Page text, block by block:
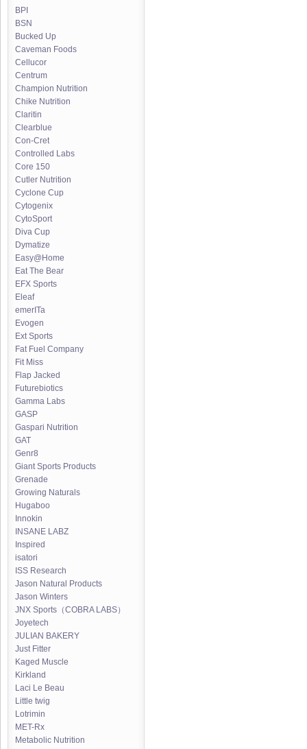
BPI
BSN
Bucked Up
Caveman Foods
Cellucor
Centrum
Champion Nutrition
Chike Nutrition
Claritin
Clearblue
Con-Cret
Controlled Labs
Core 150
Cutler Nutrition
Cyclone Cup
Cytogenix
CytoSport
Diva Cup
Dymatize
Easy@Home
Eat The Bear
EFX Sports
Eleaf
emerITa
Evogen
Ext Sports
Fat Fuel Company
Fit Miss
Flap Jacked
Futurebiotics
Gamma Labs
GASP
Gaspari Nutrition
GAT
Genr8
Giant Sports Products
Grenade
Growing Naturals
Hugaboo
Innokin
INSANE LABZ
Inspired
isatori
ISS Research
Jason Natural Products
Jason Winters
JNX Sports（COBRA LABS）
Joyetech
JULIAN BAKERY
Just Fitter
Kaged Muscle
Kirkland
Laci Le Beau
Little twig
Lotrimin
MET-Rx
Metabolic Nutrition